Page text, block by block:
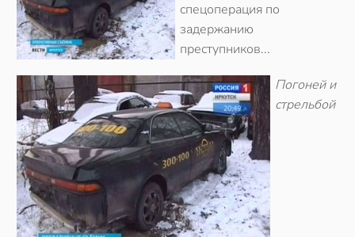
спецоперация по
задержанию
преступников...
Погоней и
стрельбой